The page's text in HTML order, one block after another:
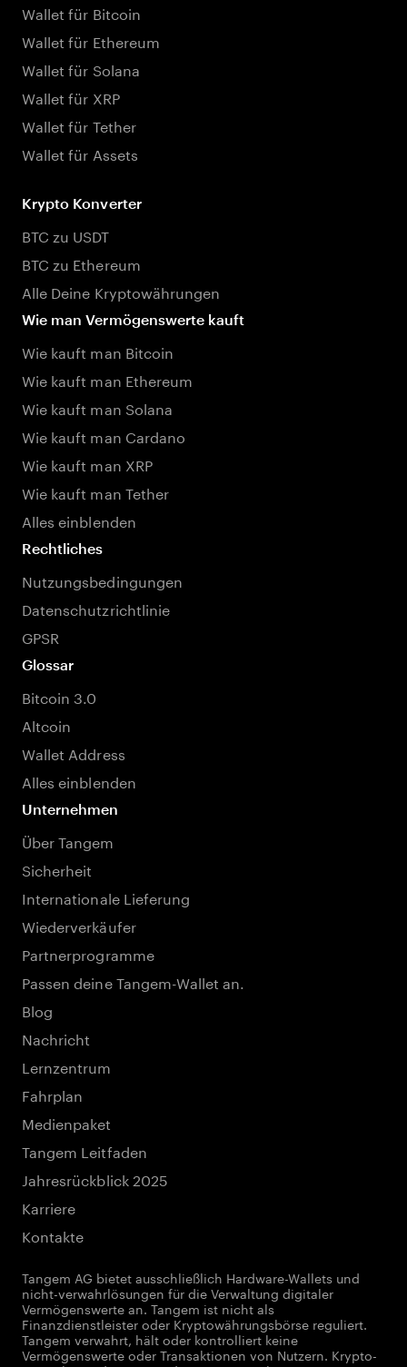
Wallet für Bitcoin
Wallet für Ethereum
Wallet für Solana
Wallet für XRP
Wallet für Tether
Wallet für Assets
Krypto Konverter
BTC zu USDT
BTC zu Ethereum
Alle Deine Kryptowährungen
Wie man Vermögenswerte kauft
Wie kauft man Bitcoin
Wie kauft man Ethereum
Wie kauft man Solana
Wie kauft man Cardano
Wie kauft man XRP
Wie kauft man Tether
Alles einblenden
Rechtliches
Nutzungsbedingungen
Datenschutzrichtlinie
GPSR
Glossar
Bitcoin 3.0
Altcoin
Wallet Address
Alles einblenden
Unternehmen
Über Tangem
Sicherheit
Internationale Lieferung
Wiederverkäufer
Partnerprogramme
Passen deine Tangem-Wallet an.
Blog
Nachricht
Lernzentrum
Fahrplan
Medienpaket
Tangem Leitfaden
Jahresrückblick 2025
Karriere
Kontakte
Tangem AG bietet ausschließlich Hardware-Wallets und
nicht-verwahrlösungen für die Verwaltung digitaler
Vermögenswerte an. Tangem ist nicht als
Finanzdienstleister oder Kryptowährungsbörse reguliert.
Tangem verwahrt, hält oder kontrolliert keine
Vermögenswerte oder Transaktionen von Nutzern. Krypto-